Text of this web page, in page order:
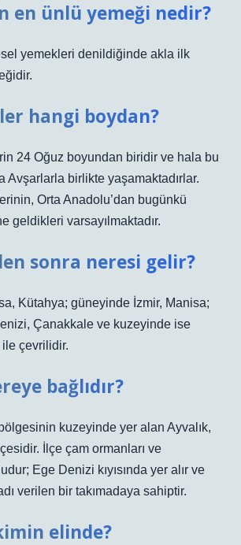
en ünlü yemeği nedir?
yemekleri denildiğinde akla ilk
hangi boydan?
24 Oğuz boyundan biridir ve hala bu
Avşarlarla birlikte yaşamaktadırlar.
Orta Anadolu’dan bugünkü
geldikleri varsayılmaktadır.
sonra neresi gelir?
Kütahya; güneyinde İzmir, Manisa;
Çanakkale ve kuzeyinde ise
çevrilidir.
bağlıdır?
kuzeyinde yer alan Ayvalık,
İlçe çam ormanları ve
Ege Denizi kıyısında yer alır ve
verilen bir takımadaya sahiptir.
elinde?